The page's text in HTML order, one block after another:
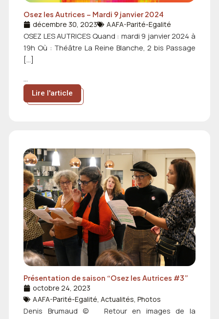
Osez les Autrices – Mardi 9 janvier 2024
décembre 30, 2023 AAFA-Parité-Egalité
OSEZ LES AUTRICES Quand : mardi 9 janvier 2024 à
19h Où : Théâtre La Reine Blanche, 2 bis Passage
[…]
Lire l'article
Présentation de saison “Osez les Autrices #3”
octobre 24, 2023
AAFA-Parité-Egalité,Actualités,Photos
Denis Brumaud © Retour en images de la